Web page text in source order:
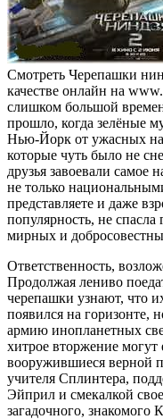
Смотреть Черепашки
качестве онлайн на
слишком большой
прошло, когда зелёные
Нью-Йорк от ужасных
которые чуть было не
друзья завоевали самое
не только
представляете и даже
популярность, не
мирных и
Ответственность,
Продолжая лениво
черепашки узнают, что
появился на горизонте,
армию инопланетных
хитрое вторжение могут
вооружившиеся верной
учителя Сплинтера,
Эйприл и смекалкой
загадочного, знакомого